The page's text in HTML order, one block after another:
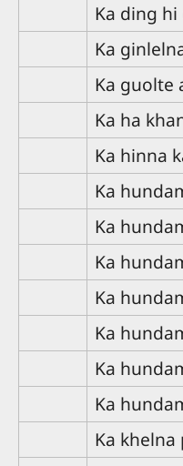
Ka ding
Ka
Ka guolte
Ka ha
Ka hinna
Ka
Ka
Ka
Ka
Ka
Ka
Ka
Ka